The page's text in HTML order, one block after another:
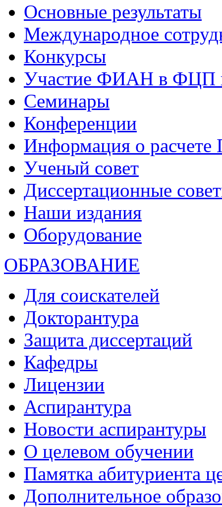
Основные результаты
Международное
Конкурсы
Участие ФИАН в ФЦП
Семинары
Конференции
Информация о
Ученый совет
Диссертационные
Наши издания
Оборудование
ОБРАЗОВАНИЕ
Для соискателей
Докторантура
Защита диссертаций
Кафедры
Лицензии
Аспирантура
Новости аспирантуры
О целевом обучении
Памятка абитуриента
Дополнительное